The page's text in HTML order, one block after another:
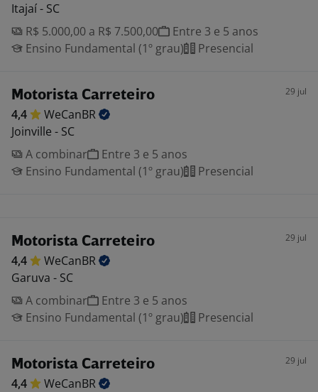
Itajaí - SC
R$ 5.000,00 a R$ 7.500,00
Entre 3 e 5 anos
Ensino Fundamental (1º grau)
Presencial
Motorista Carreteiro 29 jul
4,4
WeCanBR
Joinville - SC
A combinar
Entre 3 e 5 anos
Ensino Fundamental (1º grau)
Presencial
Motorista Carreteiro 29 jul
4,4
WeCanBR
Garuva - SC
A combinar
Entre 3 e 5 anos
Ensino Fundamental (1º grau)
Presencial
Motorista Carreteiro 29 jul
4,4
WeCanBR